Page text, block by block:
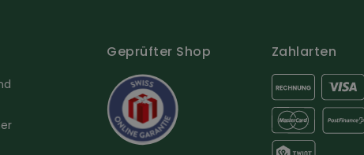
Geprüfter Shop Zahlarten